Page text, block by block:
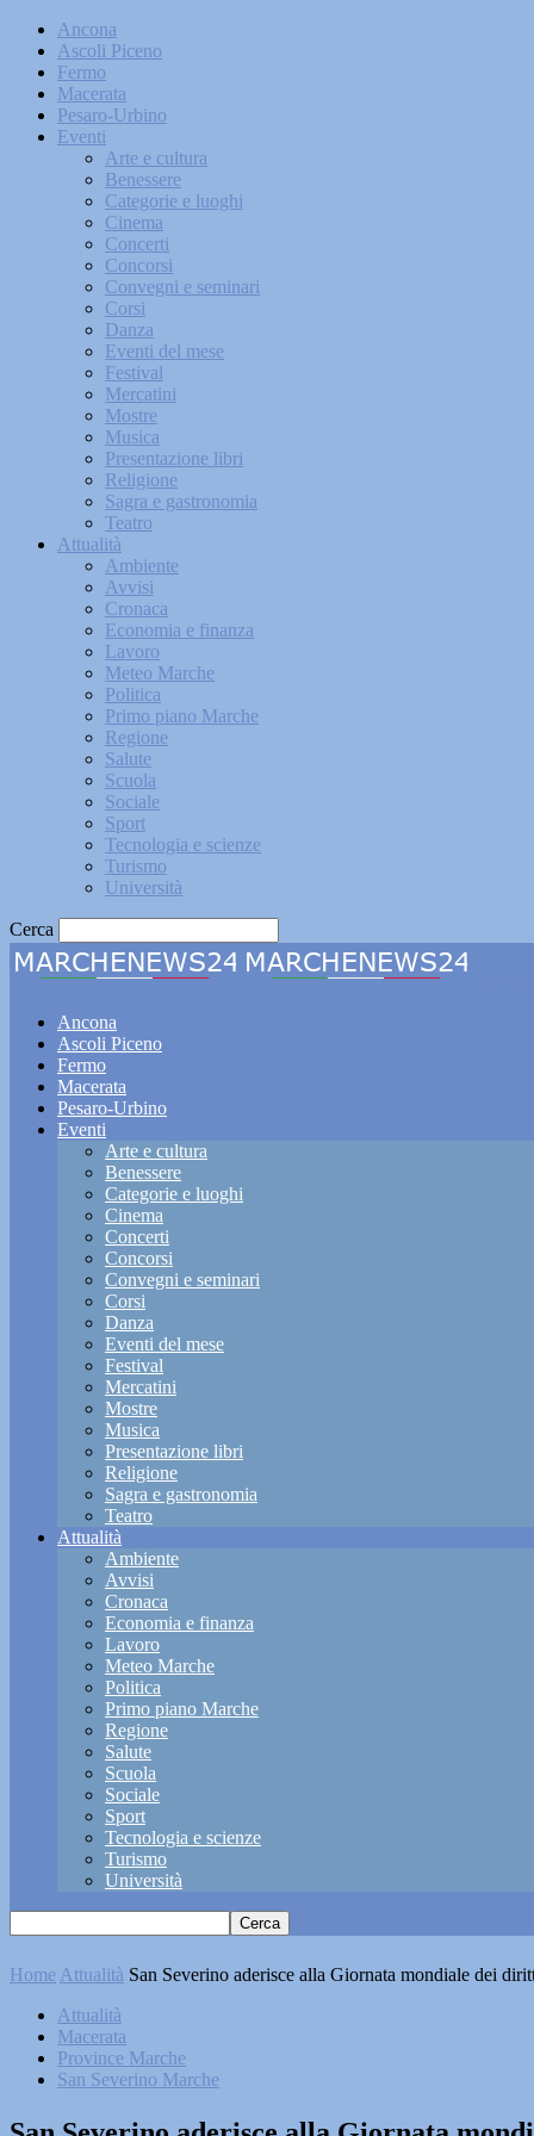
Ancona
Ascoli Piceno
Fermo
Macerata
Pesaro-Urbino
Eventi
Arte e cultura
Benessere
Categorie e luoghi
Cinema
Concerti
Concorsi
Convegni e seminari
Corsi
Danza
Eventi del mese
Festival
Mercatini
Mostre
Musica
Presentazione libri
Religione
Sagra e gastronomia
Teatro
Attualità
Ambiente
Avvisi
Cronaca
Economia e finanza
Lavoro
Meteo Marche
Politica
Primo piano Marche
Regione
Salute
Scuola
Sociale
Sport
Tecnologia e scienze
Turismo
Università
Cerca
Ancona
Ascoli Piceno
Fermo
Macerata
Pesaro-Urbino
Eventi
Arte e cultura
Benessere
Categorie e luoghi
Cinema
Concerti
Concorsi
Convegni e seminari
Corsi
Danza
Eventi del mese
Festival
Mercatini
Mostre
Musica
Presentazione libri
Religione
Sagra e gastronomia
Teatro
Attualità
Ambiente
Avvisi
Cronaca
Economia e finanza
Lavoro
Meteo Marche
Politica
Primo piano Marche
Regione
Salute
Scuola
Sociale
Sport
Tecnologia e scienze
Turismo
Università
Home Attualità San Severino aderisce alla Giornata mondiale dei
Attualità
Macerata
Province Marche
San Severino Marche